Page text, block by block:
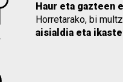
Haur eta gazteen
Horretarako, bi
aisialdia eta